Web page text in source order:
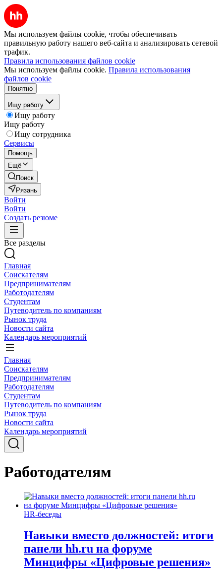
Мы используем файлы cookie, чтобы обеспечивать
правильную работу нашего веб-сайта и анализировать сетевой
трафик.
Правила использования файлов cookie
Мы используем файлы cookie. Правила использования
файлов cookie
Понятно
Ищу работу
Ищу работу
Ищу работу
Ищу сотрудника
Сервисы
Помощь
Ещё
Поиск
Рязань
Войти
Войти
Создать резюме
Все разделы
Главная
Соискателям
Предпринимателям
Работодателям
Студентам
Путеводитель по компаниям
Рынок труда
Новости сайта
Календарь мероприятий
Главная
Соискателям
Предпринимателям
Работодателям
Студентам
Путеводитель по компаниям
Рынок труда
Новости сайта
Календарь мероприятий
Работодателям
HR-беседы
Навыки вместо должностей: итоги
панели hh.ru на форуме
Минцифры «Цифровые решения»